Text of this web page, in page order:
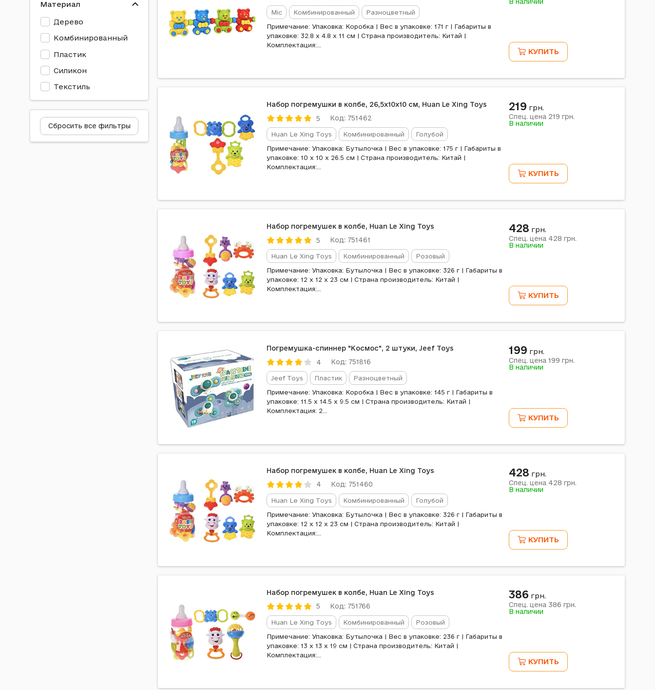
Mic Комбинированный Разноцветный
Примечание: Упаковка: Коробка | Вес в упаковке: 171 г | Габариты в
упаковке: 32.8 x 4.8 x 11 см | Страна производитель: Китай |
Комплектация:...
КУПИТЬ
Набор погремушки в колбе, 26,5x10x10 см, Huan Le Xing Toys
5
Код: 751462
Huan Le Xing Toys Комбинированный Голубой
Примечание: Упаковка: Бутылочка | Вес в упаковке: 175 г | Габариты в
упаковке: 10 x 10 x 26.5 см | Страна производитель: Китай |
Комплектация:...
219 грн.
Спец. цена 219 грн.
В наличии
КУПИТЬ
Набор погремушек в колбе, Huan Le Xing Toys
5
Код: 751461
Huan Le Xing Toys Комбинированный Розовый
Примечание: Упаковка: Бутылочка | Вес в упаковке: 326 г | Габариты в
упаковке: 12 x 12 x 23 см | Страна производитель: Китай |
Комплектация:...
428 грн.
Спец. цена 428 грн.
В наличии
КУПИТЬ
Погремушка-спиннер "Космос", 2 штуки, Jeef Toys
4
Код: 751816
Jeef Toys Пластик Разноцветный
Примечание: Упаковка: Коробка | Вес в упаковке: 145 г | Габариты в
упаковке: 11.5 x 14.5 x 9.5 см | Страна производитель: Китай |
Комплектация: 2...
199 грн.
Спец. цена 199 грн.
В наличии
КУПИТЬ
Набор погремушек в колбе, Huan Le Xing Toys
4
Код: 751460
Huan Le Xing Toys Комбинированный Голубой
Примечание: Упаковка: Бутылочка | Вес в упаковке: 326 г | Габариты в
упаковке: 12 x 12 x 23 см | Страна производитель: Китай |
Комплектация:...
428 грн.
Спец. цена 428 грн.
В наличии
КУПИТЬ
Набор погремушек в колбе, Huan Le Xing Toys
5
Код: 751766
Huan Le Xing Toys Комбинированный Розовый
Примечание: Упаковка: Бутылочка | Вес в упаковке: 236 г | Габариты в
упаковке: 13 x 13 x 19 см | Страна производитель: Китай |
Комплектация:...
386 грн.
Спец. цена 386 грн.
В наличии
КУПИТЬ
Країна Іграшок
Руди
Сонячний зайчик
Материал
Дерево
Комбинированный
Пластик
Силикон
Текстиль
Сбросить все фильтры